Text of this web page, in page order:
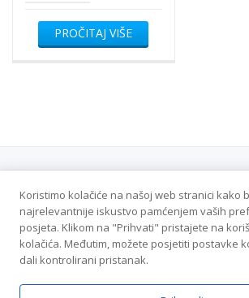
PROČITAJ VIŠE
Politika privatnosti
Veleton DOO - Sva prava
Koristimo kolačiće na našoj web stranici kako
najrelevantnije iskustvo pamćenjem vaših
posjeta. Klikom na "Prihvati" pristajete na
kolačića. Međutim, možete posjetiti postavke
dali kontrolirani pristanak.